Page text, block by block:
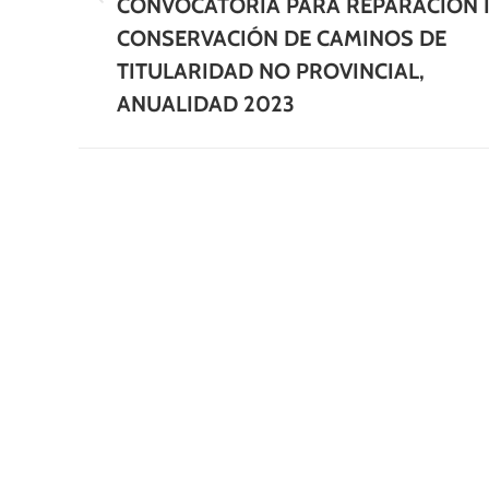
anterior:
CONVOCATÒRIA PARA REPARACIÓN I
CONSERVACIÓN DE CAMINOS DE
TITULARIDAD NO PROVINCIAL,
ANUALIDAD 2023